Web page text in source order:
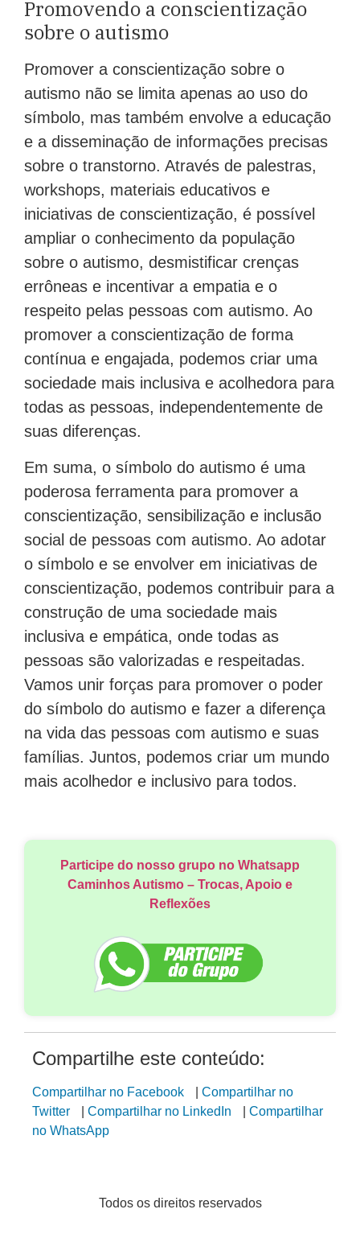
Promovendo a conscientização
sobre o autismo
Promover a conscientização sobre o
autismo não se limita apenas ao uso do
símbolo, mas também envolve a educação
e a disseminação de informações precisas
sobre o transtorno. Através de palestras,
workshops, materiais educativos e
iniciativas de conscientização, é possível
ampliar o conhecimento da população
sobre o autismo, desmistificar crenças
errôneas e incentivar a empatia e o
respeito pelas pessoas com autismo. Ao
promover a conscientização de forma
contínua e engajada, podemos criar uma
sociedade mais inclusiva e acolhedora para
todas as pessoas, independentemente de
suas diferenças.
Em suma, o símbolo do autismo é uma
poderosa ferramenta para promover a
conscientização, sensibilização e inclusão
social de pessoas com autismo. Ao adotar
o símbolo e se envolver em iniciativas de
conscientização, podemos contribuir para a
construção de uma sociedade mais
inclusiva e empática, onde todas as
pessoas são valorizadas e respeitadas.
Vamos unir forças para promover o poder
do símbolo do autismo e fazer a diferença
na vida das pessoas com autismo e suas
famílias. Juntos, podemos criar um mundo
mais acolhedor e inclusivo para todos.
Participe do nosso grupo no Whatsapp
Caminhos Autismo – Trocas, Apoio e
Reflexões
Compartilhe este conteúdo:
Compartilhar no Facebook
Compartilhar no
Twitter
Compartilhar no LinkedIn
Compartilhar
no WhatsApp
Todos os direitos reservados